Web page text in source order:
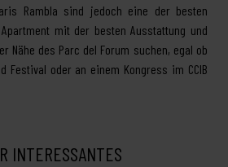
Rambla sind jedoch eine der besten
mit der besten Ausstattung und
Nähe des Parc del Forum suchen, egal ob
Festival oder an einem Kongress im CCIB
INTERESSANTES